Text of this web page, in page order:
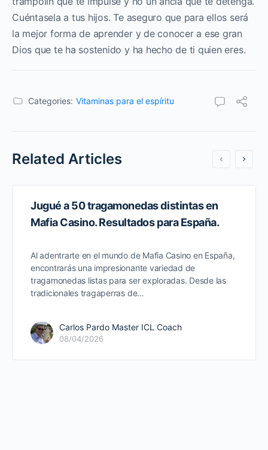
Cuéntasela a tus hijos. Te aseguro que para ellos será
la mejor forma de aprender y de conocer a ese gran
Dios que te ha sostenido y ha hecho de ti quien eres.
Categories: Vitaminas para el espíritu
Related Articles
Jugué a 50 tragamonedas distintas en
Mafia Casino. Resultados para España.
Al adentrarte en el mundo de Mafia Casino en España,
encontrarás una impresionante variedad de
tragamonedas listas para ser exploradas. Desde las
tradicionales tragaperras de…
Carlos Pardo Master ICL Coach
08/04/2026